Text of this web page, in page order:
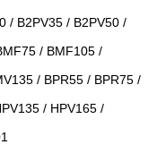
/ B2PV35 / B2PV50 /
/ BMF105 /
/ BPR55 / BPR75 /
/ HPV165 /